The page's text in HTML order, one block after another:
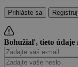
Prihláste sa
Bohužiaľ, tieto údaje